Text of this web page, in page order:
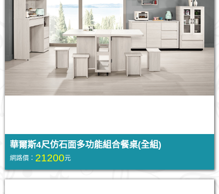
華爾斯4尺仿石面多功能組合餐桌(全組)
網路價： 21200元